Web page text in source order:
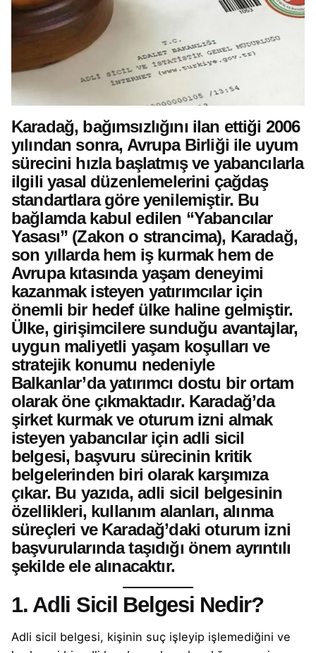
Karadağ, bağımsızlığını ilan ettiği 2006
yılından sonra, Avrupa Birliği ile uyum
sürecini hızla başlatmış ve yabancılarla
ilgili yasal düzenlemelerini çağdaş
standartlara göre yenilemiştir. Bu
bağlamda kabul edilen “Yabancılar
Yasası” (Zakon o strancima), Karadağ,
son yıllarda hem iş kurmak hem de
Avrupa kıtasında yaşam deneyimi
kazanmak isteyen yatırımcılar için
önemli bir hedef ülke haline gelmiştir.
Ülke, girişimcilere sunduğu avantajlar,
uygun maliyetli yaşam koşulları ve
stratejik konumu nedeniyle
Balkanlar’da yatırımcı dostu bir ortam
olarak öne çıkmaktadır. Karadağ’da
şirket kurmak ve oturum izni almak
isteyen yabancılar için adli sicil
belgesi, başvuru sürecinin kritik
belgelerinden biri olarak karşımıza
çıkar. Bu yazıda, adli sicil belgesinin
özellikleri, kullanım alanları, alınma
süreçleri ve Karadağ’daki oturum izni
başvurularında taşıdığı önem ayrıntılı
şekilde ele alınacaktır.
1. Adli Sicil Belgesi Nedir?
Adli sicil belgesi, kişinin suç işleyip işlemediğini ve